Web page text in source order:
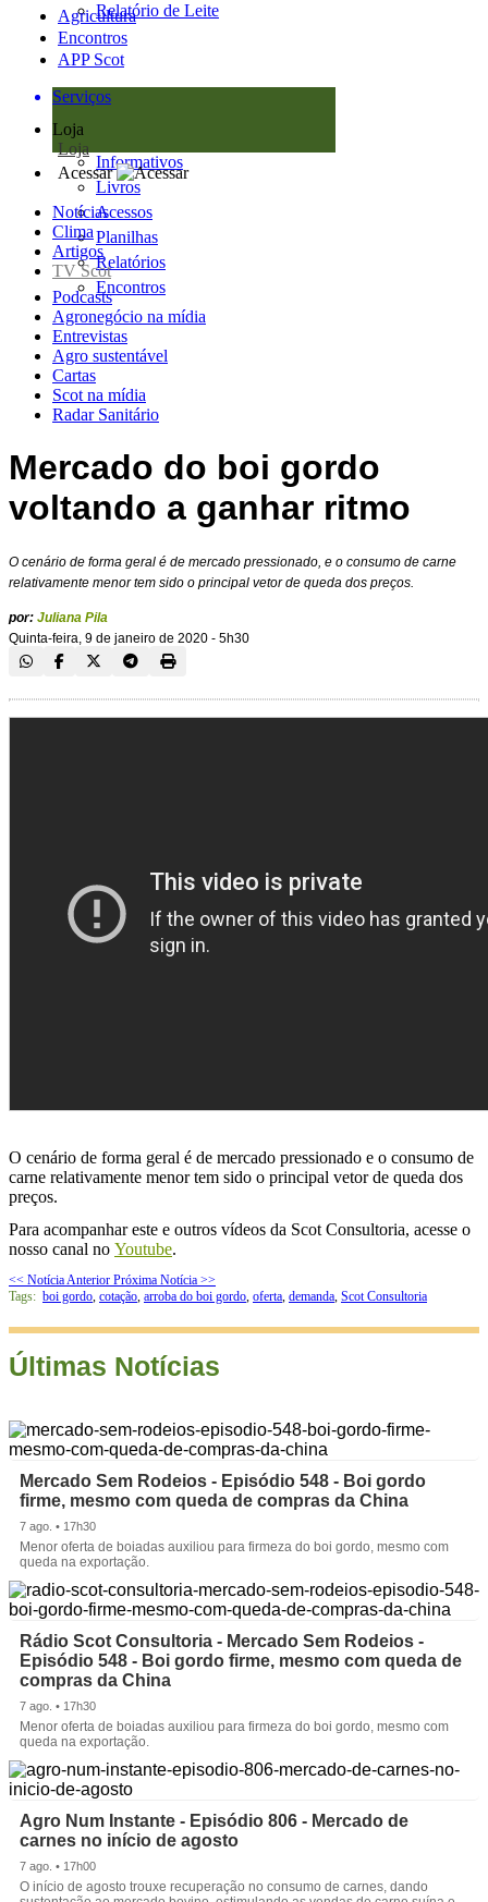
Relatório de Leite
Agricultura
Encontros
APP Scot
Serviços
Loja
Loja
Informativos
Livros
Acessos
Planilhas
Relatórios
Encontros
Acessar
Notícias
Clima
Artigos
TV Scot
Podcasts
Agronegócio na mídia
Entrevistas
Agro sustentável
Cartas
Scot na mídia
Radar Sanitário
Mercado do boi gordo
voltando a ganhar ritmo
O cenário de forma geral é de mercado pressionado, e o consumo de carne
relativamente menor tem sido o principal vetor de queda dos preços.
por: Juliana Pila
Quinta-feira, 9 de janeiro de 2020 - 5h30
O cenário de forma geral é de mercado pressionado e o consumo de
carne relativamente menor tem sido o principal vetor de queda dos
preços.
Para acompanhar este e outros vídeos da Scot Consultoria, acesse o
nosso canal no Youtube.
<< Notícia Anterior Próxima Notícia >>
Tags: boi gordo, cotação, arroba do boi gordo, oferta, demanda, Scot Consultoria
Últimas Notícias
Mercado Sem Rodeios - Episódio 548 - Boi gordo
firme, mesmo com queda de compras da China
7 ago. • 17h30
Menor oferta de boiadas auxiliou para firmeza do boi gordo, mesmo com
queda na exportação.
Rádio Scot Consultoria - Mercado Sem Rodeios -
Episódio 548 - Boi gordo firme, mesmo com queda de
compras da China
7 ago. • 17h30
Menor oferta de boiadas auxiliou para firmeza do boi gordo, mesmo com
queda na exportação.
Agro Num Instante - Episódio 806 - Mercado de
carnes no início de agosto
7 ago. • 17h00
O início de agosto trouxe recuperação no consumo de carnes, dando